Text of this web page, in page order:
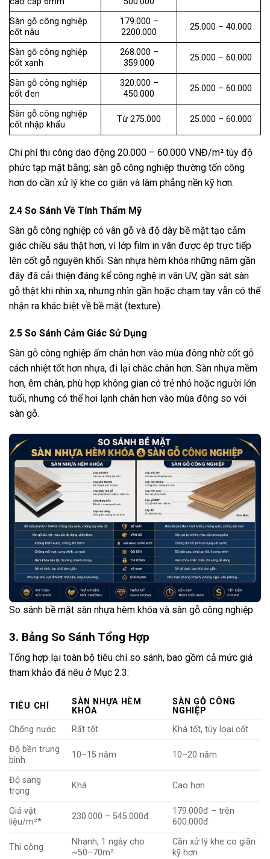
Sàn gỗ công nghiệp
cốt nâu
179.000 –
2200.000
25.000 – 40.000
Sàn gỗ công nghiệp
cốt xanh
268.000 –
359.000
25.000 – 60.000
Sàn gỗ công nghiệp
cốt đen
320.000 –
450.000
25.000 – 60.000
Sàn gỗ công nghiệp
cốt nhập khẩu
Từ 275.000 25.000 – 60.000
Chi phí thi công dao động 20.000 – 60.000 VNĐ/m² tùy độ
phức tạp mặt bằng; sàn gỗ công nghiệp thường tốn công
hơn do cần xử lý khe co giãn và làm phẳng nền kỹ hơn.
2.4 So Sánh Về Tính Thẩm Mỹ
Sàn gỗ công nghiệp có vân gỗ và độ dày bề mặt tạo cảm
giác chiều sâu thật hơn, vì lớp film in vân được ép trực tiếp
lên cốt gỗ nguyên khối. Sàn nhựa hèm khóa những năm gần
đây đã cải thiện đáng kể công nghệ in vân UV, gần sát sàn
gỗ thật khi nhìn xa, nhưng nhìn gần hoặc chạm tay vẫn có thể
nhận ra khác biệt về bề mặt (texture).
2.5 So Sánh Cảm Giác Sử Dụng
Sàn gỗ công nghiệp ấm chân hơn vào mùa đông nhờ cốt gỗ
cách nhiệt tốt hơn nhựa, đi lại chắc chân hơn. Sàn nhựa mềm
hơn, êm chân, phù hợp không gian có trẻ nhỏ hoặc người lớn
tuổi, nhưng có thể hơi lạnh chân hơn vào mùa đông so với
sàn gỗ.
So sánh bề mặt sàn nhựa hèm khóa và sàn gỗ công nghiệp
3. Bảng So Sánh Tổng Hợp
Tổng hợp lại toàn bộ tiêu chí so sánh, bao gồm cả mức giá
tham khảo đã nêu ở Mục 2.3:
TIÊU CHÍ
SÀN NHỰA HÈM
KHÓA
SÀN GỖ CÔNG
NGHIỆP
Chống nước
Rất tốt
Khá tốt, tùy loại cốt
Độ bền trung
bình
10–15 năm 10–20 năm
Độ sang
trọng
Khá Cao hơn
Giá vật
liệu/m²*
230.000 – 545.000đ
179.000đ – trên
600.000đ
Thi công
Nhanh, 1 ngày cho
~50–70m²
Cần xử lý khe co giãn
kỹ hơn